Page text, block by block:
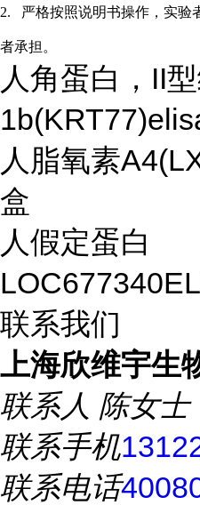
2. 严格按照说明书操作，实验
者承担。
人角蛋白，II
人脂氧素
盒
人假定蛋白
联系我们
上海欣维宇生
联系人 陈女士
联系手机
联系电话